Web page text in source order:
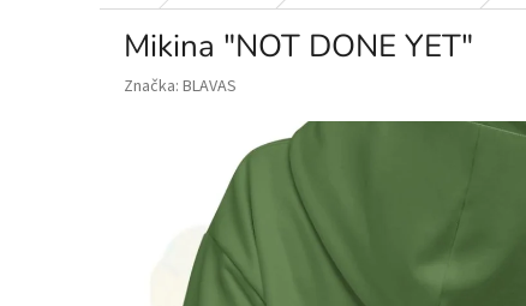
Mikina "NOT DONE YET"
Značka: BLAVAS